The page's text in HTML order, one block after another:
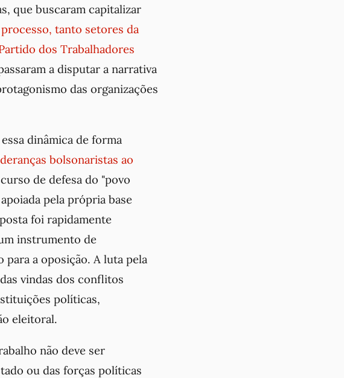
que buscaram capitalizar
tanto setores da
dos Trabalhadores
a disputar a narrativa
das organizações
dinâmica de forma
bolsonaristas ao
de defesa do "povo
pela própria base
foi rapidamente
instrumento de
a oposição. A luta pela
vindas dos conflitos
políticas,
eleitoral.
não deve ser
ou das forças políticas